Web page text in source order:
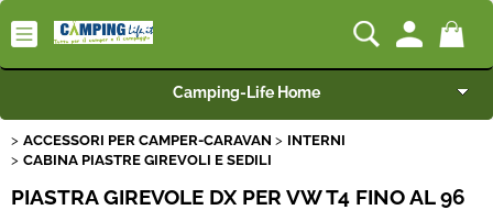
Camping-Life Home
Articoli per Camper e Caravan
Articoli per Furgonati e Van
ACCESSORI PER CAMPER-CARAVAN
INTERNI
CABINA PIASTRE GIREVOLI E SEDILI
PIASTRA GIREVOLE DX PER VW T4 FINO AL 96